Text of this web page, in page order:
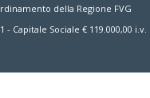
della Regione FVG
- Capitale Sociale € 119.000,00 i.v.